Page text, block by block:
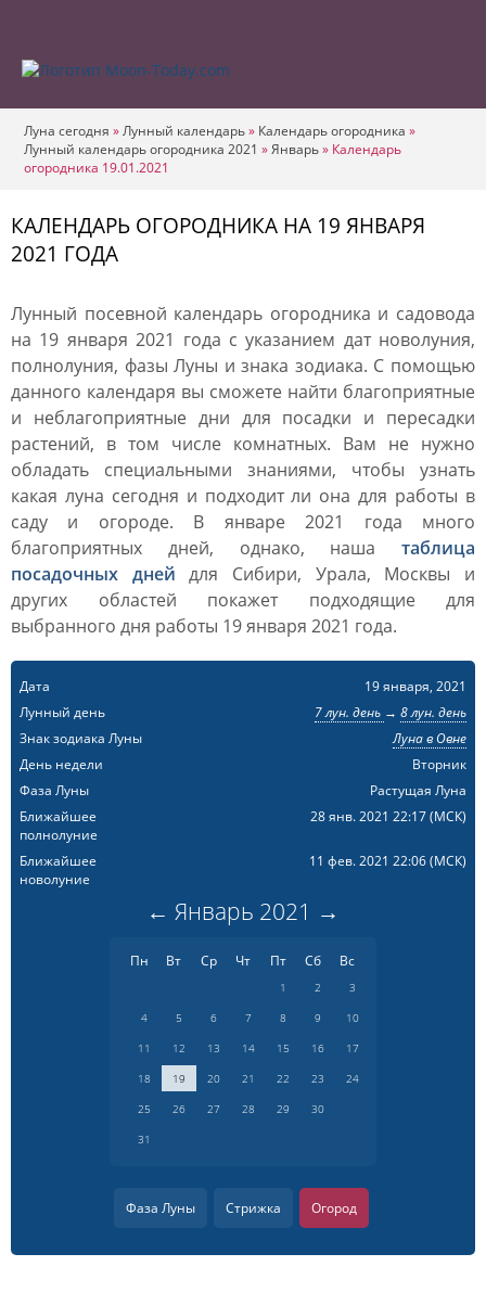
Луна сегодня »Лунный календарь» Календарь огородника »
Лунный календарь огородника 2021 »Январь» Календарь
огородника 19.01.2021
КАЛЕНДАРЬ ОГОРОДНИКА НА 19 ЯНВАРЯ
2021 ГОДА
Лунный посевной календарь огородника и садовода
на 19 января 2021 года с указанием дат новолуния,
полнолуния, фазы Луны и знака зодиака. С помощью
данного календаря вы сможете найти благоприятные
и неблагоприятные дни для посадки и пересадки
растений, в том числе комнатных. Вам не нужно
обладать специальными знаниями, чтобы узнать
какая луна сегодня и подходит ли она для работы в
саду и огороде. В январе 2021 года много
благоприятных дней, однако, наша таблица
посадочных дней для Сибири, Урала, Москвы и
других областей покажет подходящие для
выбранного дня работы 19 января 2021 года.
Дата
19 января, 2021
Лунный день
7 лун. день → 8 лун. день
Знак зодиака Луны
Луна в Овне
День недели
Вторник
Фаза Луны
Растущая Луна
Ближайшее
полнолуние
28 янв. 2021 22:17(МСК)
Ближайшее
новолуние
11 фев. 2021 22:06(МСК)
← Январь 2021 →
Пн Вт Ср Чт Пт Сб Вс
1 2
3
4
5 6 7 8 9
10
11
12 13 14 15 16
17
18
19 20 21 22 23
24
25
26 27 28 29
30
31
Фаза Луны Стрижка Огород